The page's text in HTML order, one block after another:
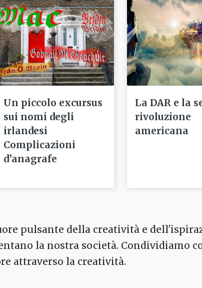
Un piccolo excursus
sui nomi degli
irlandesi
Complicazioni
d’anagrafe
La DAR e la
rivoluzione
americana
pulsante della creatività e
la nostra società. Condividiamo
attraverso la creatività.